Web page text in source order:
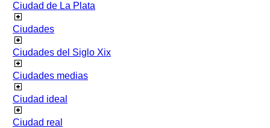
Ciudad de La Plata
Ciudades
Ciudades del Siglo Xix
Ciudades medias
Ciudad ideal
Ciudad real